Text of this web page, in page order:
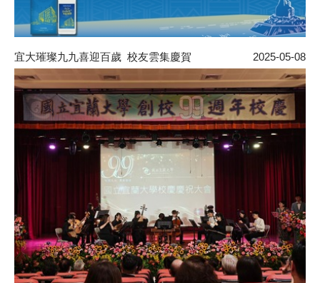
宜大璀璨九九喜迎百歲 校友雲集慶賀 2025-05-08